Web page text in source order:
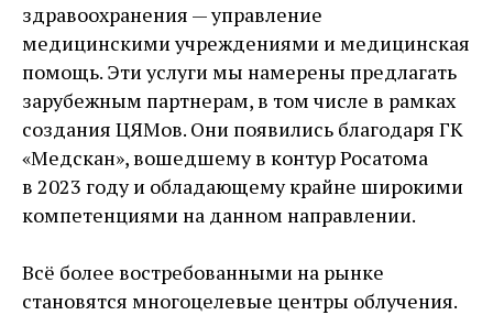
здравоохранения — управление
медицинскими учреждениями и медицинская
помощь. Эти услуги мы намерены предлагать
зарубежным партнерам, в том числе в рамках
создания ЦЯМов. Они появились благодаря ГК
«Медскан», вошедшему в контур Росатома
в 2023 году и обладающему крайне широкими
компетенциями на данном направлении.
Всё более востребованными на рынке
становятся многоцелевые центры облучения.